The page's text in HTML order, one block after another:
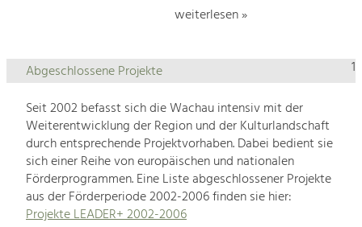
weiterlesen »
1
Abgeschlossene Projekte
Seit 2002 befasst sich die Wachau intensiv mit der
Weiterentwicklung der Region und der Kulturlandschaft
durch entsprechende Projektvorhaben. Dabei bedient sie
sich einer Reihe von europäischen und nationalen
Förderprogrammen. Eine Liste abgeschlossener Projekte
aus der Förderperiode 2002-2006 finden sie hier:
Projekte LEADER+ 2002-2006